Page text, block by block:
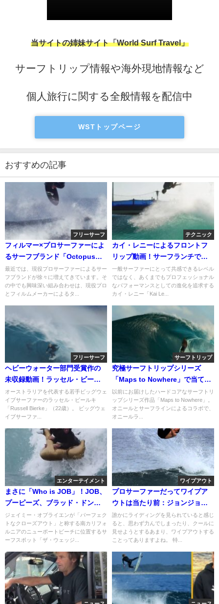
当サイトの姉妹サイト「World Surf Travel」
サーフトリップ情報や海外現地情報など
個人旅行に関する全般情報を配信中
WSTトップページ
おすすめの記事
フリーサーフ
フィルマー×プロサーファーによ
るサーフブランド「Octopus」
の最新サーフ動画
最近では、現役プロサーファーによるサー
フブランドが徐々に増えてきています。そ
の中でも興味深い組み合わせは、現役プロ
とフィルムメーカーによるタ...
テクニック
カイ・レニーによるフロントフ
リップ動画！サーフランチでス
トラップサーフィン
一般サーファーにとって共感できるレベル
ではなく、あくまでもプロフェッショナル
なパフォーマンスとしての進化を追求する
カイ・レニー「Kai Le...
フリーサーフ
ヘビーウォーター部門受賞作の
未収録動画！ラッセル・ビール
キ
オーストラリアを代表する若手ビッグウェ
イブサーファーのラッセル・ビールキ
「Russell Bierke」（22歳）。 ビッグウェ
イブサーファ...
サーフトリップ
究極サーフトリップシリーズ
「Maps to Nowhere」で当てた
ベスト10ウェイブ動画
以前にお届けしたハードコアなサーフトリ
ップシリーズ作品「Maps to Nowhere」。
オニールとサーフラインによるコラボで、
オニールラ...
エンターテイメント
まさに「Who is JOB」！JOB、
プーピーズ、ブラッド・ドンキ
ーのウェッジセッション
ジェイミー・オブライエンが「パーフェク
トなクローズアウト」と称する南カリフォ
ルニアのニューポートビーチに位置するサ
ーフスポット「ザ・ウェッジ...
ワイプアウト
プロサーファーだってワイプア
ウトは当たり前：ジョンジョ
ン・フローレンス
誰かにライディングを見られていると感じ
ると、思わず力んでしまったり、クールに
見せようとするあまり、ワイプアウトする
ことってありますよね。 特...